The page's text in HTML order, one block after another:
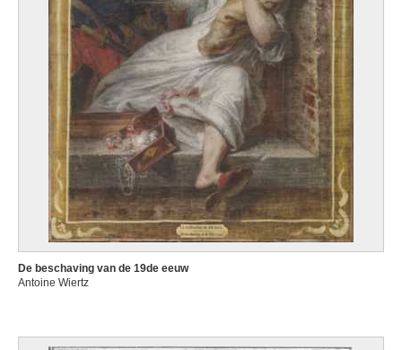
De beschaving van de 19de eeuw
Antoine Wiertz